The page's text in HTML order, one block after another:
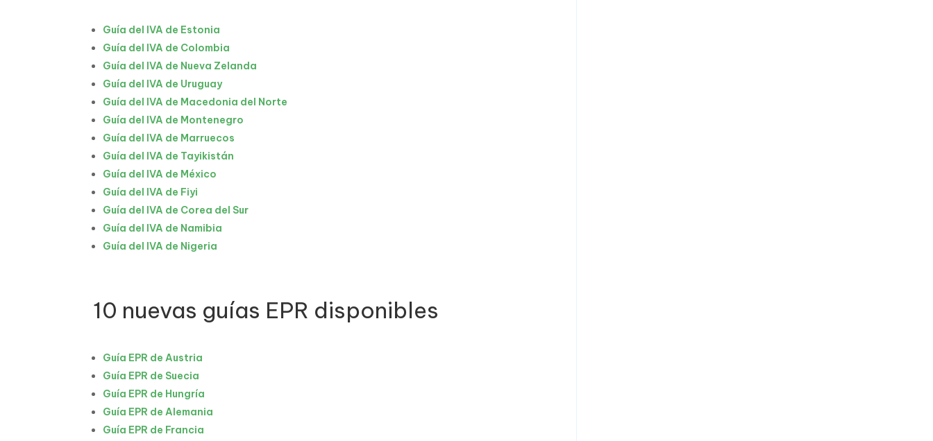
Guía del IVA de Estonia
Guía del IVA de Colombia
Guía del IVA de Nueva Zelanda
Guía del IVA de Uruguay
Guía del IVA de Macedonia del Norte
Guía del IVA de Montenegro
Guía del IVA de Marruecos
Guía del IVA de Tayikistán
Guía del IVA de México
Guía del IVA de Fiyi
Guía del IVA de Corea del Sur
Guía del IVA de Namibia
Guía del IVA de Nigeria
10 nuevas guías EPR disponibles
Guía EPR de Austria
Guía EPR de Suecia
Guía EPR de Hungría
Guía EPR de Alemania
Guía EPR de Francia